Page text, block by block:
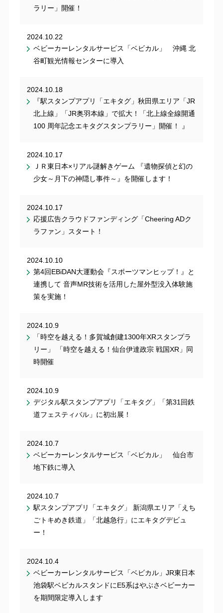
ラリー」開催！
2024.10.22
ベビーカーレンタルサービス「ベビカル」 沖縄 北
谷町観光情報センターに導入
2024.10.18
『駅スタンプアプリ「エキタグ」秋田県エリア「JR
北上線」「JR奥羽本線」で拡大！「北上線全線開通
100 周年記念エキタグスタンプラリー」開催！ 』
2024.10.17
ＪＲ東日本×リアル謎解きゲーム 『遺物探偵と幻の
少女～月下の神隠し事件～』を開催します！
2024.10.17
応援広告クラウドファンディング「Cheering ADク
ラファン」スタート！
2024.10.10
第4回EBiDAN大運動会『スポーツマンヒップ！』と
連携して 音声MR技術を活用した屋外型没入体験施
策を実施！
2024.10.9
「時空を越える！多賀城創建1300年XRスタンプラ
リー」 「時空を越える！仙台伊達政宗 戦国XR」同
時開催
2024.10.9
デジタル駅スタンプアプリ「エキタグ」「第31回鉄
道フェスティバル」に初出展！
2024.10.7
ベビーカーレンタルサービス「ベビカル」 仙台市
地下鉄に導入
2024.10.7
駅スタンプアプリ「エキタグ」 新潟県エリア「えち
ごトキめき鉄道」「北越急行」にエキタグデビュ
ー！
2024.10.4
ベビーカーレンタルサービス「ベビカル」JR東日本
池袋駅ベビカルスタンドにE5系はやぶさベビーカー
を期間限定導入します